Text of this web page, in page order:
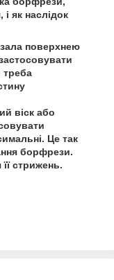
як наслідок
поверхнею
треба
віск або
Це так
борфрези.
стрижень.